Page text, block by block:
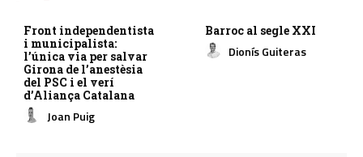
Front independentista
i municipalista:
l’única via per salvar
Girona de l’anestèsia
del PSC i el verí
d’Aliança Catalana
Joan Puig
Barroc al segle XXI
Dionís Guiteras